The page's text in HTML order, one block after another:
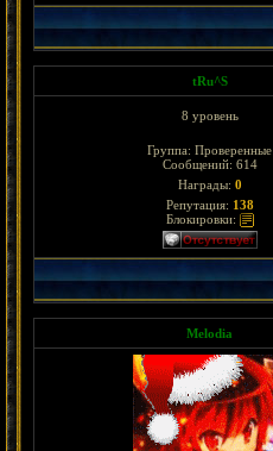
tRu^S
8 уровень
Группа: Проверенные
Сообщений: 614
Награды: 0
Репутация: 138
Блокировки:
Melodia